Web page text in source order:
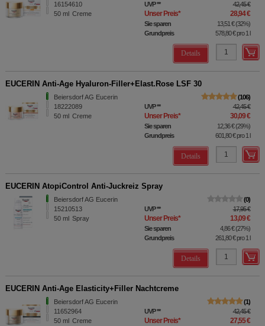
16154610
50 ml Creme
UVP** 42,45 €
Unser Preis* 28,94 €
Sie sparen 13,51 €(32%)
Grundpreis
578,80 €pro 1 l
Details
EUCERIN Anti-Age Hyaluron-Filler+Elast.Rose LSF 30
Beiersdorf AG Eucerin
18222089
50 ml Creme
106
UVP** 42,45 €
Unser Preis* 30,09 €
Sie sparen 12,36 €(29%)
Grundpreis
601,80 €pro 1 l
Details
EUCERIN AtopiControl Anti-Juckreiz Spray
Beiersdorf AG Eucerin
15210513
50 ml Spray
0
UVP** 17,95 €
Unser Preis* 13,09 €
Sie sparen 4,86 €(27%)
Grundpreis
261,80 €pro 1 l
Details
EUCERIN Anti-Age Elasticity+Filler Nachtcreme
Beiersdorf AG Eucerin
11652964
50 ml Creme
1
UVP** 42,45 €
Unser Preis* 27,55 €